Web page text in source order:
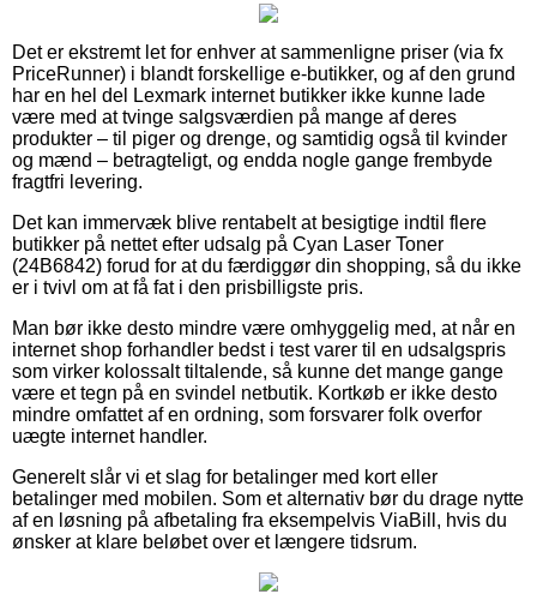
Det er ekstremt let for enhver at sammenligne priser (via fx
PriceRunner) i blandt forskellige e-butikker, og af den grund
har en hel del Lexmark internet butikker ikke kunne lade
være med at tvinge salgsværdien på mange af deres
produkter – til piger og drenge, og samtidig også til kvinder
og mænd – betragteligt, og endda nogle gange frembyde
fragtfri levering.
Det kan immervæk blive rentabelt at besigtige indtil flere
butikker på nettet efter udsalg på Cyan Laser Toner
(24B6842) forud for at du færdiggør din shopping, så du ikke
er i tvivl om at få fat i den prisbilligste pris.
Man bør ikke desto mindre være omhyggelig med, at når en
internet shop forhandler bedst i test varer til en udsalgspris
som virker kolossalt tiltalende, så kunne det mange gange
være et tegn på en svindel netbutik. Kortkøb er ikke desto
mindre omfattet af en ordning, som forsvarer folk overfor
uægte internet handler.
Generelt slår vi et slag for betalinger med kort eller
betalinger med mobilen. Som et alternativ bør du drage nytte
af en løsning på afbetaling fra eksempelvis ViaBill, hvis du
ønsker at klare beløbet over et længere tidsrum.